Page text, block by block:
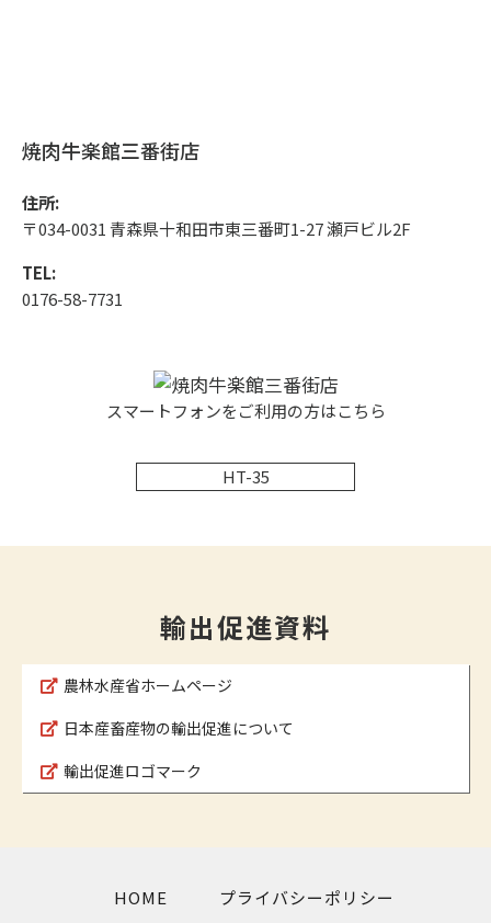
焼肉牛楽館三番街店
住所:
〒034-0031 青森県十和田市東三番町1-27 瀬戸ビル2F
TEL:
0176-58-7731
スマートフォンをご利用の方はこちら
HT-35
輸出促進資料
農林水産省ホームページ
日本産畜産物の輸出促進について
輸出促進ロゴマーク
HOME プライバシーポリシー